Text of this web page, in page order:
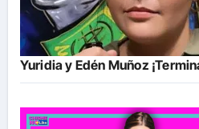
Yuridia y Edén Muñoz